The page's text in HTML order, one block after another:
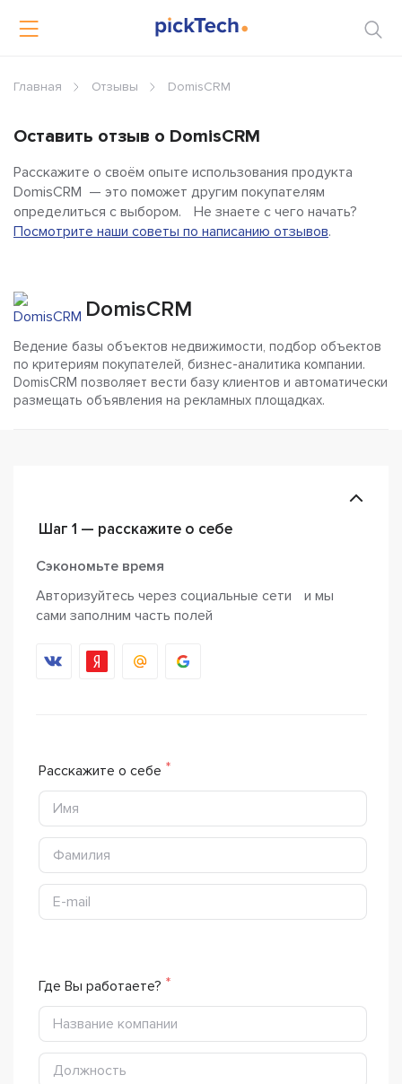
Главная Отзывы DomisCRM
Оставить отзыв о DomisCRM
Расскажите о своём опыте использования продукта
DomisCRM — это поможет другим покупателям
определиться с выбором. Не знаете с чего начать?
Посмотрите наши советы по написанию отзывов.
DomisCRM
Ведение базы объектов недвижимости, подбор объектов
по критериям покупателей, бизнес-аналитика компании.
DomisCRM позволяет вести базу клиентов и автоматически
размещать объявления на рекламных площадках.
Шаг 1 — расскажите о себе
Сэкономьте время
Авторизуйтесь через социальные сети и мы
сами заполним часть полей
Расскажите о себе
Где Вы работаете?